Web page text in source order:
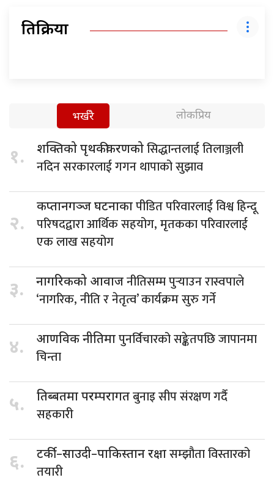
प्रतिक्रिया
भर्खरै लोकप्रिय
१. शक्तिको पृथकीकरणकोसिद्धान्तलाई तिलाञ्जली
नदिन सरकारलाई गगन थापाको सुझाव
२.
कप्तानगञ्ज घटनाकापीडित परिवारलाई विश्व हिन्दू
परिषदद्वारा आर्थिक सहयोग, मृतकका परिवारलाई
एक लाख सहयोग
३. नागरिकको आवाजनीतिसम्म पुर्‍याउन रास्वपाले
‘नागरिक, नीति र नेतृत्व’ कार्यक्रम सुरु गर्ने
४. आणविक नीतिमापुनर्विचारको सङ्केतपछि जापानमा
चिन्ता
५. तिब्बतमा परम्परागतबुनाइ सीप संरक्षण गर्दै
सहकारी
६. टर्की–साउदी–पाकिस्तान रक्षासम्झौता विस्तारको
तयारी